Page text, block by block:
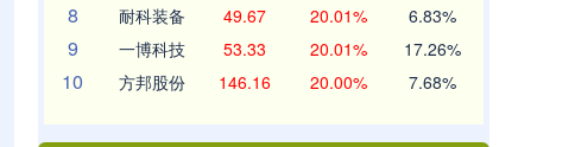
8 耐科装备 49.67 20.01% 6.83%
9 一博科技 53.33 20.01% 17.26%
10 方邦股份 146.16 20.00% 7.68%